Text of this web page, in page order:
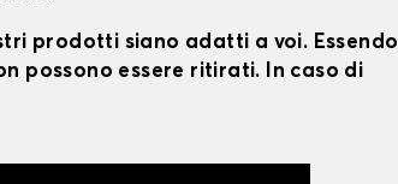
prodotti siano adatti a voi. Essendo
possono essere ritirati. In caso di